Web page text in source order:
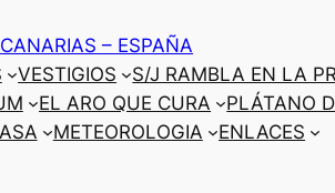
– ESPAÑA
VESTIGIOS S/J RAMBLA EN LA
EL ARO QUE CURA PLÁTANO
METEOROLOGIA ENLACES